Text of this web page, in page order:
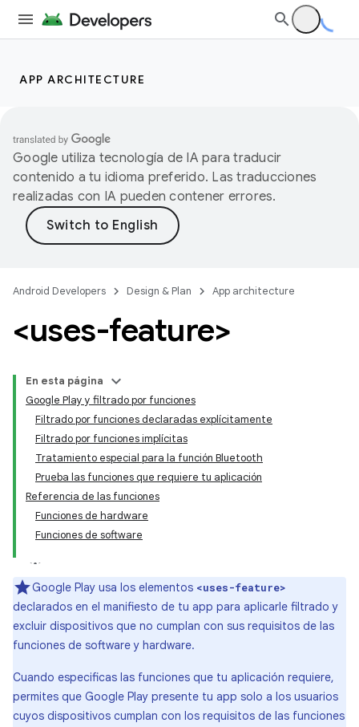
APP ARCHITECTURE
Google utiliza tecnología de IA para traducir
contenido a tu idioma preferido. Las traducciones
realizadas con IA pueden contener errores.
Android Developers Design & Plan App architecture
<uses-feature>
En esta página
Google Play y filtrado por funciones
Filtrado por funciones declaradas explícitamente
Filtrado por funciones implícitas
Tratamiento especial para la función Bluetooth
Prueba las funciones que requiere tu aplicación
Referencia de las funciones
Funciones de hardware
Funciones de software
Google Play usa los elementos <uses-feature>
declarados en el manifiesto de tu app para aplicarle filtrado y
excluir dispositivos que no cumplan con sus requisitos de las
funciones de software y hardware.
Cuando especificas las funciones que tu aplicación requiere,
permites que Google Play presente tu app solo a los usuarios
cuyos dispositivos cumplan con los requisitos de las funciones